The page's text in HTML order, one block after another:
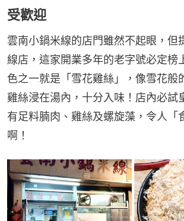
受歡迎
雲南小鍋米線的店門雖然不起眼，但
線店，這家開業多年的老字號必定榜
色之一就是「雪花雞絲」，像雪花般
雞絲浸在湯內，十分入味！店內必試
有足料腩肉、雞絲及螺旋藻，令人「
啊！